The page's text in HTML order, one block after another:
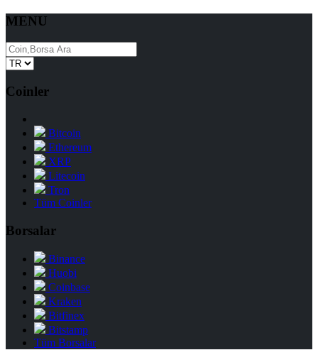
MENU
Coinler
Bitcoin
Ethereum
XRP
Litecoin
Tron
Tüm Coinler
Borsalar
Binance
Huobi
Coinbase
Kraken
Bitfinex
Bitstamp
Tüm Borsalar